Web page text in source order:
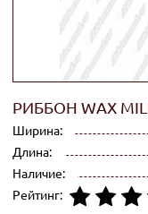
РИББОН WAX
Ширина:
Длина:
Наличие:
Рейтинг: